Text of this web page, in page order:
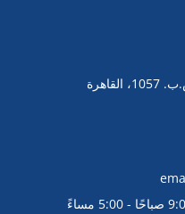
• 2 شارع الحجاز، مبنى سيداري. ص.ب. 1057، القاهرة